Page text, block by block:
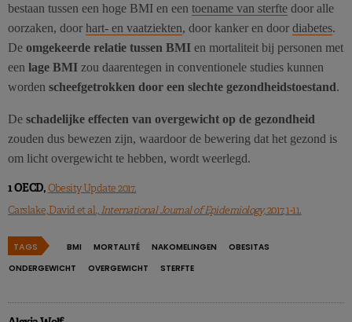
bestaan tussen een hoge BMI en een toename van sterfte door alle
oorzaken, door hart- en vaatziekten, door kanker en door diabetes.
De omgekeerde relatie tussen BMI en mortaliteit bij personen met
een lage BMI zou daarentegen in conventionele studies kunnen
worden scheefgetrokken door een slechte gezondheidstoestand.
De schadelijke effecten van overgewicht op de gezondheid
zouden dus bewezen zijn, waardoor de bewering dat het gezond is
om licht overgewicht te hebben, wordt weerlegd.
1 OECD,Obesity Update 2017.
Carslake, David et al.,International Journal of Epidemiology, 2017, 1-11.
TAGS BMI MORTALITÉ NAKOMELINGEN
OBESITAS
ONDERGEWICHT
OVERGEWICHT STERFTE